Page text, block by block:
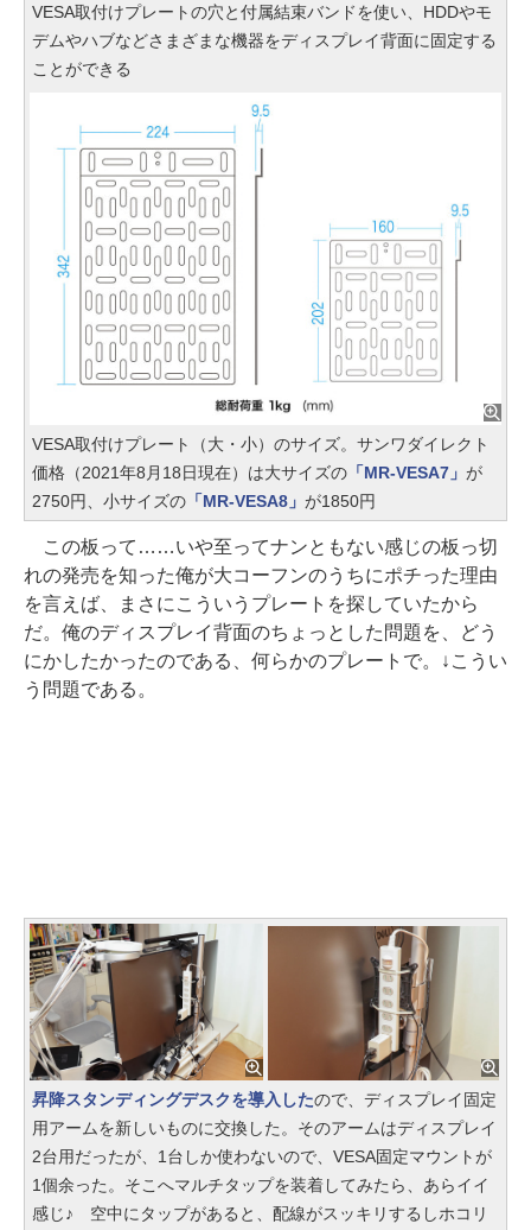
VESA取付けプレートの穴と付属結束バンドを使い、HDDやモ
デムやハブなどさまざまな機器をディスプレイ背面に固定する
ことができる
VESA取付けプレート（大・小）のサイズ。サンワダイレクト
価格（2021年8月18日現在）は大サイズの「MR-VESA7」 が
2750円、小サイズの「MR-VESA8」 が1850円
この板って……いや至ってナンともない感じの板っ切
れの発売を知った俺が大コーフンのうちにポチった理由
を言えば、まさにこういうプレートを探していたから
だ。俺のディスプレイ背面のちょっとした問題を、どう
にかしたかったのである、何らかのプレートで。↓こうい
う問題である。
昇降スタンディングデスクを導入したので、ディスプレイ固定
用アームを新しいものに交換した。そのアームはディスプレイ
2台用だったが、1台しか使わないので、VESA固定マウントが
1個余った。そこへマルチタップを装着してみたら、あらイイ
感じ♪ 空中にタップがあると、配線がスッキリするしホコリ